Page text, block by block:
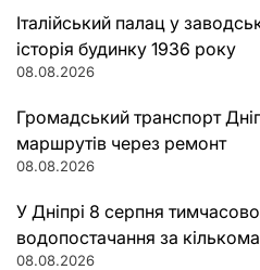
Італійський палац у
історія будинку 1936 року
08.08.2026
Громадський транспорт
маршрутів через ремонт
08.08.2026
У Дніпрі 8 серпня
водопостачання за
08.08.2026